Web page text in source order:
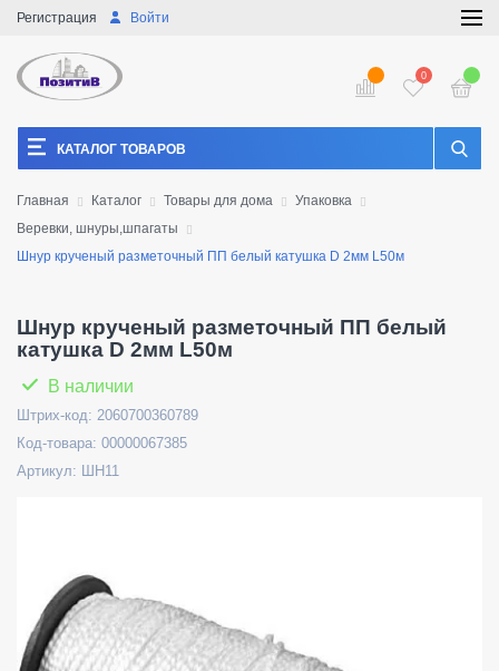
Войти
Регистрация
0
КАТАЛОГ ТОВАРОВ
Главная Каталог Товары для дома
Упаковка
Веревки, шнуры,шпагаты
Шнур крученый разметочный ПП белый катушка D 2мм L50м
Шнур крученый разметочный ПП белый
катушка D 2мм L50м
В наличии
Штрих-код: 2060700360789
Код-товара: 00000067385
Артикул: ШН11